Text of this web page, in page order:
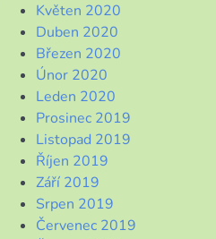
Květen 2020
Duben 2020
Březen 2020
Únor 2020
Leden 2020
Prosinec 2019
Listopad 2019
Říjen 2019
Září 2019
Srpen 2019
Červenec 2019